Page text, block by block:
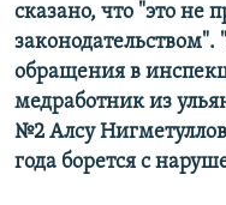
сказано, что "это не
обращения в
медработник из
№2 Алсу
года борется с